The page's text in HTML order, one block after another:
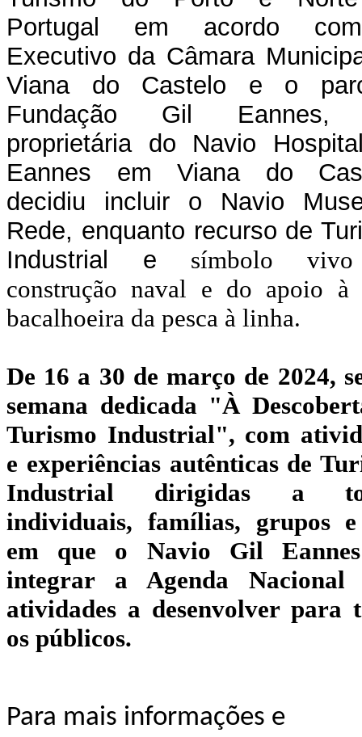
Portugal em acordo
Executivo da Câmara
Viana do Castelo e o
Fundação Gil Eannes,
proprietária do Navio
Eannes em Viana do
decidiu incluir o Navio
Rede, enquanto recurso de
Industrial e símbolo
construção naval e do apoio à
bacalhoeira da pesca à linha.
De 16 a 30 de março de 2024,
semana dedicada "À
Turismo Industrial", com
e experiências autênticas de
Industrial dirigidas a
individuais, famílias, grupos
em que o Navio Gil
integrar a Agenda Nacional
atividades a desenvolver para
os públicos.
Para mais informações e